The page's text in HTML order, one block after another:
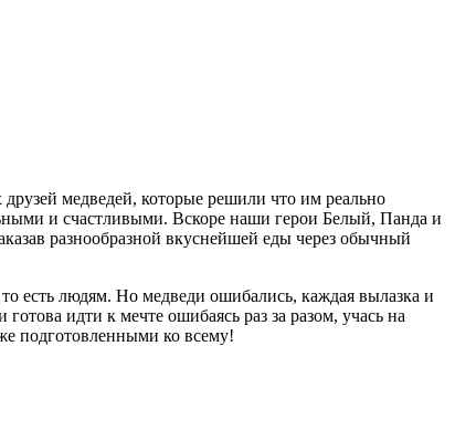
медведей, которые решили что им реально
и счастливыми. Вскоре наши герои Белый, Панда и
разнообразной вкуснейшей еды через обычный
есть людям. Но медведи ошибались, каждая вылазка и
идти к мечте ошибаясь раз за разом, учась на
подготовленными ко всему!